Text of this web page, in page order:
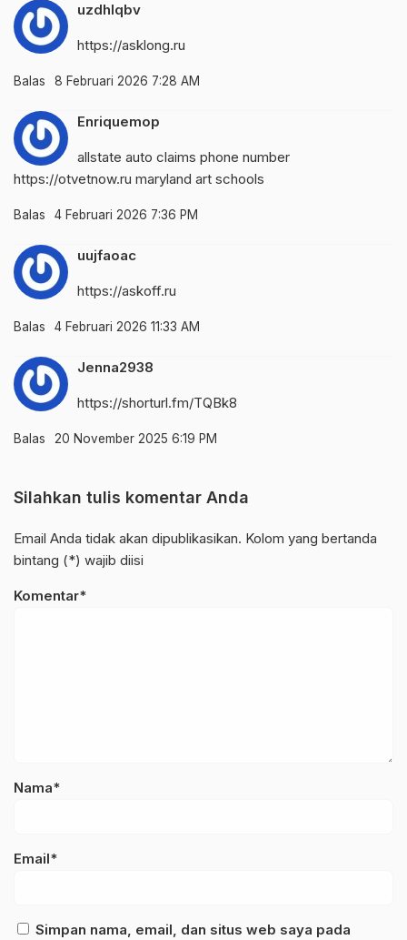
uzdhlqbv
https://asklong.ru
Balas 8 Februari 2026 7:28 AM
Enriquemop
allstate auto claims phone number
https://otvetnow.ru maryland art schools
Balas 4 Februari 2026 7:36 PM
uujfaoac
https://askoff.ru
Balas 4 Februari 2026 11:33 AM
Jenna2938
https://shorturl.fm/TQBk8
Balas 20 November 2025 6:19 PM
Silahkan tulis komentar Anda
Email Anda tidak akan dipublikasikan. Kolom yang bertanda
bintang (*) wajib diisi
Komentar*
Nama*
Email*
Simpan nama, email, dan situs web saya pada